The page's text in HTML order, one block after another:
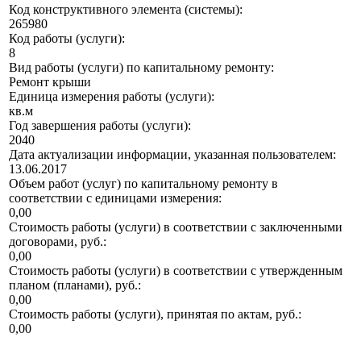
Код конструктивного элемента (системы):
265980
Код работы (услуги):
8
Вид работы (услуги) по капитальному ремонту:
Ремонт крыши
Единица измерения работы (услуги):
кв.м
Год завершения работы (услуги):
2040
Дата актуализации информации, указанная пользователем:
13.06.2017
Объем работ (услуг) по капитальному ремонту в
соответствии с единицами измерения:
0,00
Стоимость работы (услуги) в соответствии с заключенными
договорами, руб.:
0,00
Стоимость работы (услуги) в соответствии с утвержденным
планом (планами), руб.:
0,00
Стоимость работы (услуги), принятая по актам, руб.:
0,00